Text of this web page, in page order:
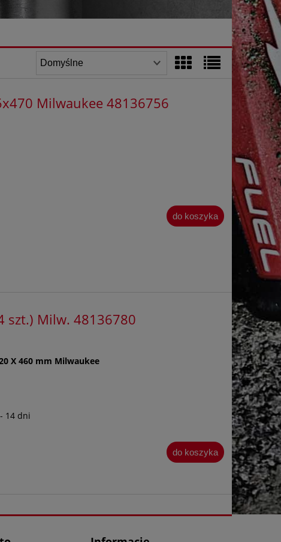
Milwaukee 48136756
do koszyka
szt.) Milw. 48136780
X 460 mm Milwaukee
14 dni
do koszyka